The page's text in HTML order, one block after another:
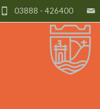
03888 - 426400